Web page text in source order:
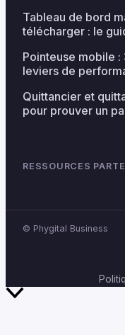
Tableau de bord
télécharger : le
Pointeuse mobile
leviers de
Quittancier et
pour prouver un
RESSOURCES
© Phygital Business
Retour